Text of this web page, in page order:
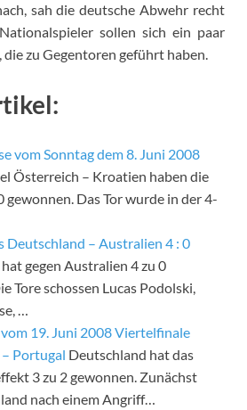
sah die deutsche Abwehr recht
sollen sich ein paar
zu Gegentoren geführt haben.
vom Sonntag dem 8. Juni 2008
Österreich – Kroatien haben die
gewonnen. Das Tor wurde in der 4-
Deutschland – Australien 4 : 0
gegen Australien 4 zu 0
Tore schossen Lucas Podolski,
…
19. Juni 2008 Viertelfinale
Portugal Deutschland hat das
3 zu 2 gewonnen. Zunächst
nach einem Angriff…